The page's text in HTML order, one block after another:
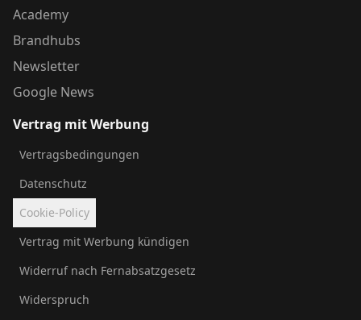
Academy
Brandhubs
Newsletter
Google News
Vertrag mit Werbung
Vertragsbedingungen
Datenschutz
Cookie-Policy
Vertrag mit Werbung kündigen
Widerruf nach Fernabsatzgesetz
Widerspruch